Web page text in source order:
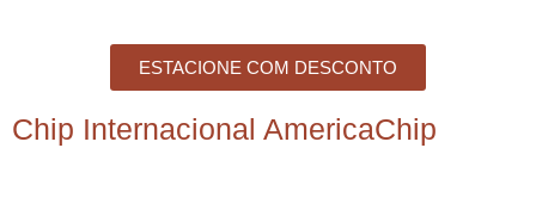
ESTACIONE COM DESCONTO
Chip Internacional AmericaChip